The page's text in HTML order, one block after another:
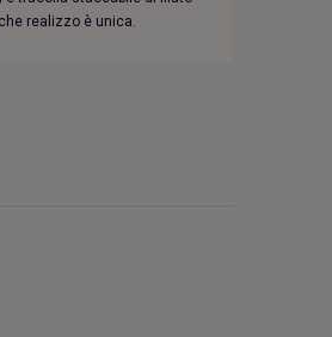
realizzo è unica.